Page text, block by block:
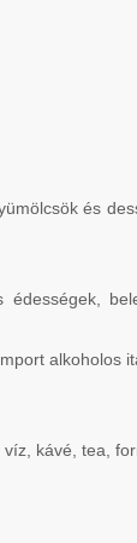
és
alkoholos
kávé, tea,